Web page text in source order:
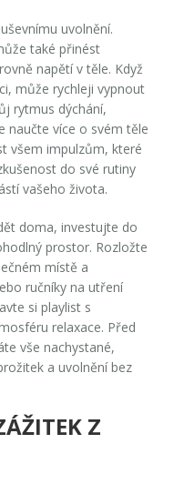
uvolnění.
také přinést
napětí v těle. Když
může rychleji vypnout
rytmus dýchání,
naučte více o svém těle
všem impulzům, které
do své rutiny
vašeho života.
doma, investujte do
prostor. Rozložte
místě a
ručníky na utření
si playlist s
relaxace. Před
vše nachystané,
a uvolnění bez
Z